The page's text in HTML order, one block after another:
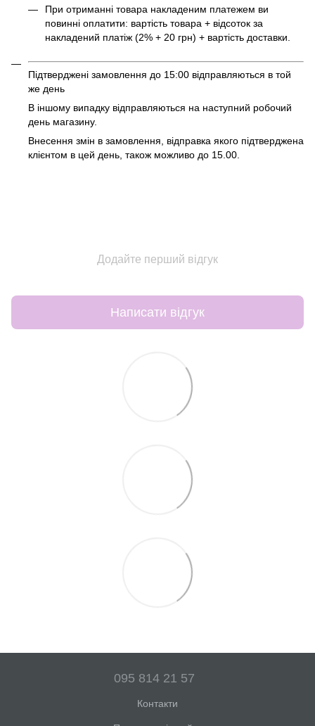
При отриманні товара накладеним платежем ви
повинні оплатити: вартість товара + відсоток за
накладений платіж (2% + 20 грн) + вартість доставки.
Підтверджені замовлення до 15:00 відправляються в той
же день
В іншому випадку відправляються на наступний робочий
день магазину.
Внесення змін в замовлення, відправка якого підтверджена
клієнтом в цей день, також можливо до 15.00.
Додайте перший відгук
Написати відгук
095 814 21 57
Контакти